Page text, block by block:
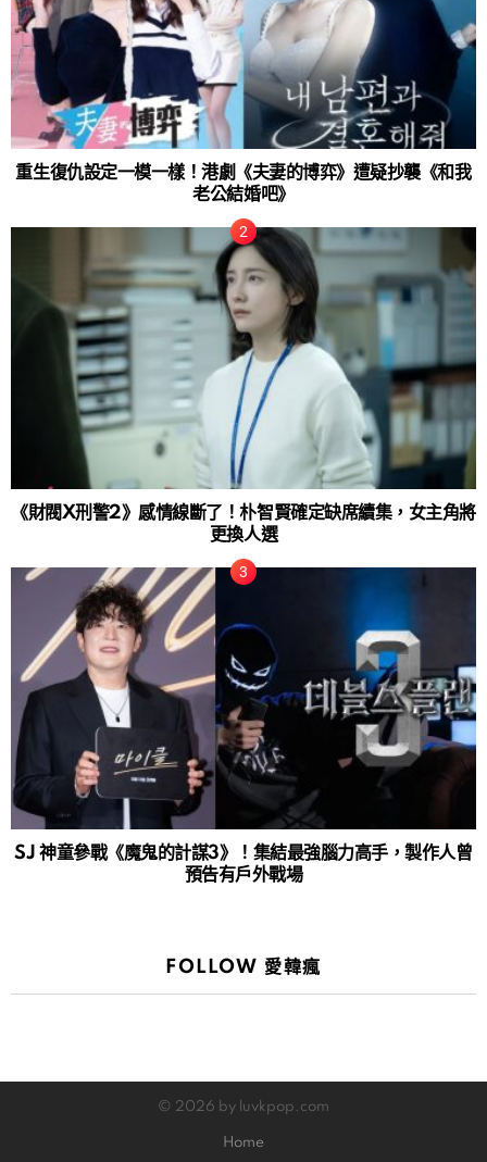
重生復仇設定一模一樣！港劇《夫妻的博弈》遭疑抄襲《和我
老公結婚吧》
《財閥X刑警2》感情線斷了！朴智賢確定缺席續集，女主角將
更換人選
SJ 神童參戰《魔鬼的計謀3》！集結最強腦力高手，製作人曾
預告有戶外戰場
FOLLOW 愛韓瘋
© 2026 by luvkpop.com
Home